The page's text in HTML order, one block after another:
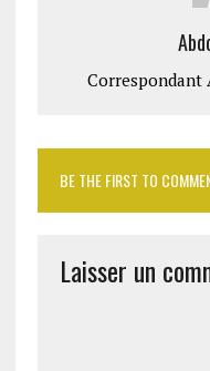
Correspondant
BE THE FIRST TO
Laisser un